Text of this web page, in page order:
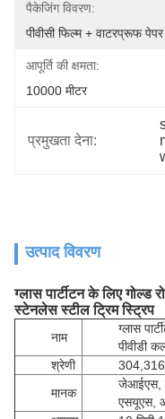
पैकेजिंग विवरण:
पीवीसी फिल्म + वाटरप्रूफ
आपूर्ति की क्षमता:
10000 मीटर
प्रमुखता देना:
उत्पाद विवरण
ग्लास पार्टीटन के लिए गोल्ड
स्टेनलेस स्टील ट्रिम स्ट्रिप
नाम
ग्लास
पीवीडी
श्रेणी
मानक
जेआईएस,
एसयूएस,